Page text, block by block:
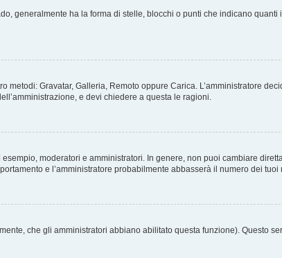
generalmente ha la forma di stelle, blocchi o punti che indicano quanti
Gravatar, Galleria, Remoto oppure Carica. L’amministratore
e devi chiedere a questa le ragioni.
moderatori e amministratori. In genere, non puoi cambiare
e l’amministratore probabilmente abbasserà il numero dei tuoi
che gli amministratori abbiano abilitato questa funzione). Questo